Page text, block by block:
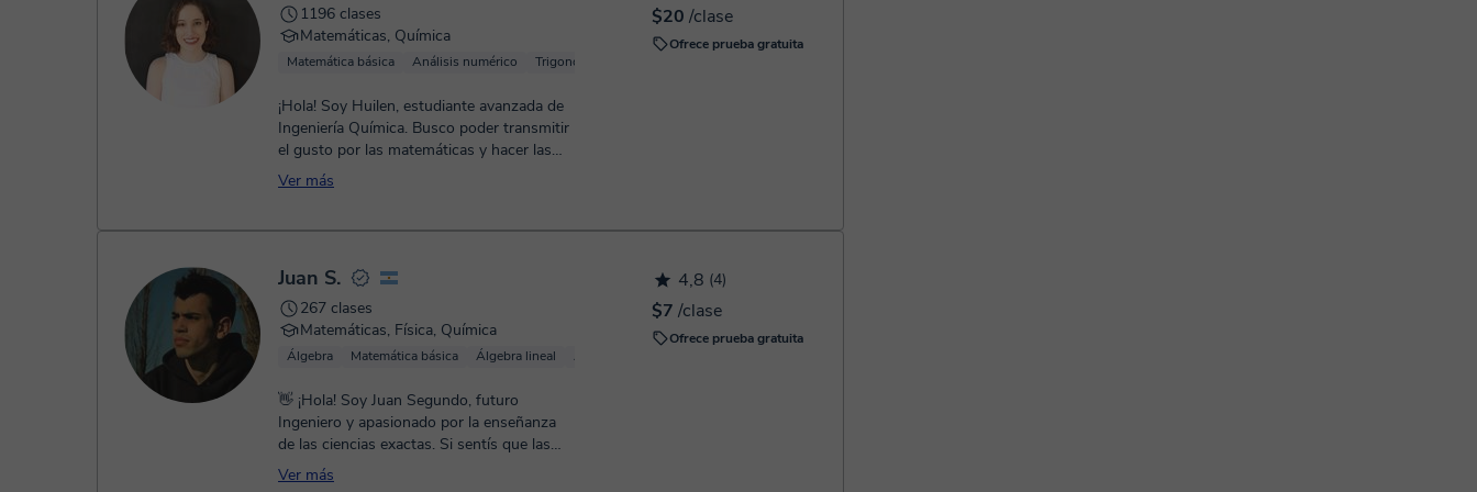
$20 /clase
Ofrece prueba gratuita
1196 clases
Matemáticas, Química
Matemática básica Análisis numérico Trigonometría
¡Hola! Soy Huilen, estudiante avanzada de
Ingeniería Química. Busco poder transmitir
el gusto por las matemáticas y hacer las
clases dinámicas, dando ...
Ver más
4,8 (4)
$7 /clase
Ofrece prueba gratuita
Juan S.
267 clases
Matemáticas, Física, Química
Álgebra Matemática básica Álgebra lineal Análisis numérico
👋 ¡Hola! Soy Juan Segundo, futuro
Ingeniero y apasionado por la enseñanza
de las ciencias exactas. Si sentís que las
matemáticas, la física o la quí...
Ver más